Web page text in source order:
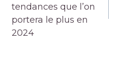
tendances que l’on
portera le plus en
2024